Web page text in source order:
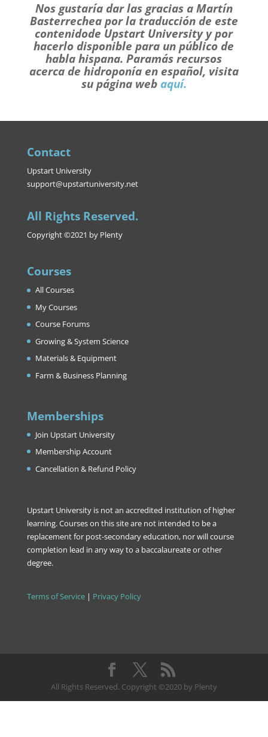
Nos gustaría dar las gracias a Martín
Basterrechea por la traducción de este
contenidode Upstart University y por
hacerlo disponible para un público de
habla hispana. Paramás recursos
acerca de hidroponía en español, visita
su página web aquí.
Contact
Upstart University
support@upstartuniversity.net
All Rights Reserved.
Copyright ©2021 by Plenty
Courses
All Courses
My Courses
Course Forums
Growing & System Science
Materials & Equipment
Farm & Business Planning
Memberships
Join Upstart University
Membership Account
Cancellation & Refund Policy
Upstart University is not an accredited institution of higher
learning. Courses on this site are not intended to be a
replacement for post-secondary education, nor will course
completion lead in any way to a baccalaureate or other
degree.
Terms of Service| Privacy Policy
All Rights Reserved. Copyright ©2020 by Plenty